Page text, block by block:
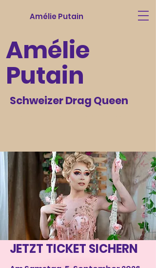
Amélie Putain
Amélie
Putain
Schweizer Drag Queen
JETZT TICKET SICHERN